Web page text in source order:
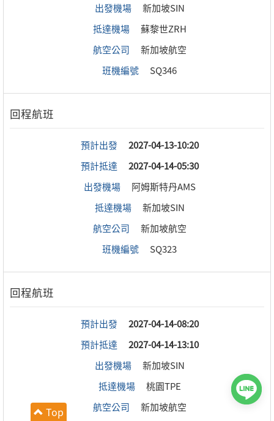
出發機場
新加坡SIN
抵達機場
蘇黎世ZRH
航空公司
新加坡航空
班機編號
SQ346
預計出發
2027-04-13-10:20
預計抵達
2027-04-14-05:30
出發機場
阿姆斯特丹AMS
抵達機場
新加坡SIN
航空公司
新加坡航空
班機編號
SQ323
預計出發
2027-04-14-08:20
預計抵達
2027-04-14-13:10
出發機場
新加坡SIN
抵達機場
桃園TPE
航空公司
新加坡航空
Top